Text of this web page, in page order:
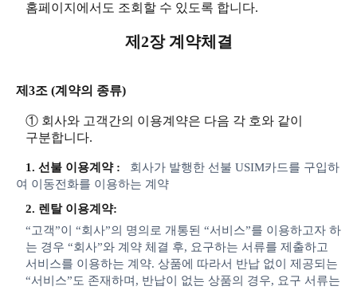
홈페이지에서도 조회할 수 있도록 합니다.
제2장 계약체결
제3조 (계약의 종류)
① 회사와 고객간의 이용계약은 다음 각 호와 같이
구분합니다.
1. 선불 이용계약 :
회사가 발행한 선불 USIM카드를 구입하
여 이동전화를 이용하는 계약
2. 렌탈 이용계약:
“고객”이 “회사”의 명의로 개통된 “서비스”를 이용하고자 하
는 경우 “회사”와 계약 체결 후, 요구하는 서류를 제출하고
서비스를 이용하는 계약. 상품에 따라서 반납 없이 제공되는
“서비스”도 존재하며, 반납이 없는 상품의 경우, 요구 서류는